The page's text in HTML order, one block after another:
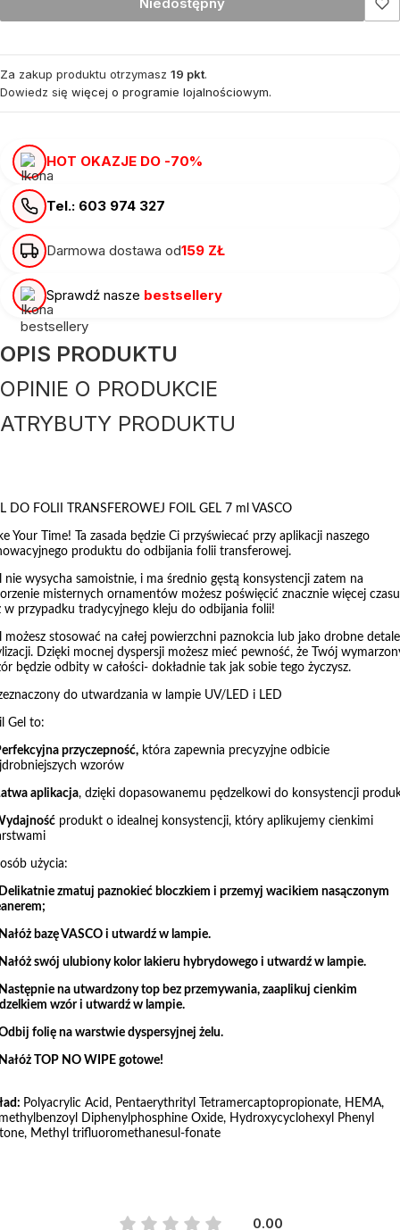
Za zakup produktu otrzymasz 19 pkt.
Dowiedz się więcej o programie lojalnościowym.
HOT OKAZJE DO -70%
Tel.: 603 974 327
Darmowa dostawa od159 ZŁ
Sprawdź nasze bestsellery
OPIS PRODUKTU
OPINIE O PRODUKCIE
ATRYBUTY PRODUKTU
DO FOLII TRANSFEROWEJ FOIL GEL 7 ml VASCO
Your Time! Ta zasada będzie Ci przyświecać przy aplikacji naszego
produktu do odbijania folii transferowej.
nie wysycha samoistnie, i ma średnio gęstą konsystencji zatem na
misternych ornamentów możesz poświęcić znacznie więcej czasu
w przypadku tradycyjnego kleju do odbijania folii!
możesz stosować na całej powierzchni paznokcia lub jako drobne detale
Dzięki mocnej dyspersji możesz mieć pewność, że Twój
będzie odbity w całości- dokładnie tak jak sobie tego życzysz.
do utwardzania w lampie UV/LED i LED
Gel to:
przyczepność, która zapewnia precyzyjne odbicie
wzorów
aplikacja, dzięki dopasowanemu pędzelkowi do konsystencji
produkt o idealnej konsystencji, który aplikujemy cienkimi
użycia:
zmatuj paznokieć bloczkiem i przemyj wacikiem nasączonym
bazę VASCO i utwardź w lampie.
swój ulubiony kolor lakieru hybrydowego i utwardź w lampie.
na utwardzony top bez przemywania, zaaplikuj cienkim
wzór i utwardź w lampie.
folię na warstwie dyspersyjnej żelu.
TOP NO WIPE gotowe!
Polyacrylic Acid, Pentaerythrityl Tetramercaptopropionate, HEMA,
Diphenylphosphine Oxide, Hydroxycyclohexyl Phenyl
Methyl trifluoromethanesul-fonate
0.00